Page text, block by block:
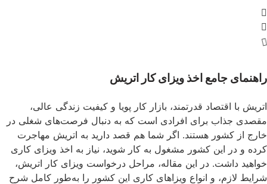
جامع اخذ ویزای کار اتریش
اقتصاد قدرتمند، بازار کار پویا و کیفیت زندگی عالی،
برای افرادی است که به دنبال فرصت‌های شغلی در
کشور هستند. اگر شما هم قصد دارید به اتریش مهاجرت
این کشور مشغول به کار شوید، نیاز به اخذ ویزای کاری
در این مقاله، مراحل درخواست ویزای کار اتریش،
و انواع ویزاهای کاری این کشور را به‌طور کامل شرح